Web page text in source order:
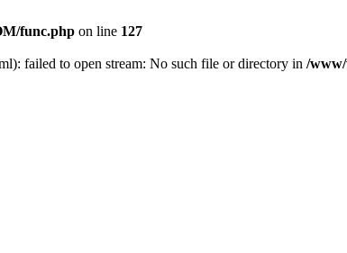
func.php on line 127
failed to open stream: No such file or directory in /